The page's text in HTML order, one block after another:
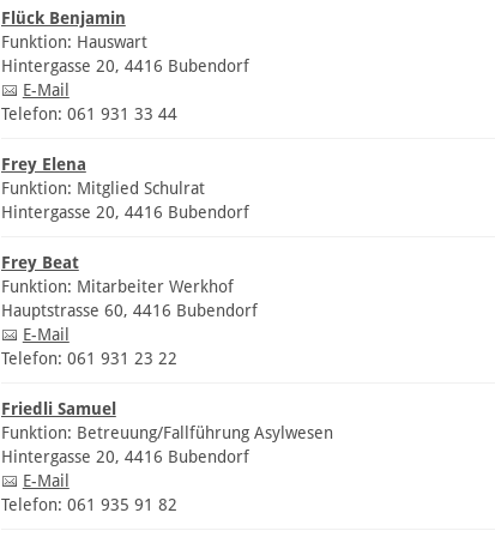
Flück Benjamin
Funktion: Hauswart
Hintergasse 20, 4416 Bubendorf
E-Mail
Telefon: 061 931 33 44
Frey Elena
Funktion: Mitglied Schulrat
Hintergasse 20, 4416 Bubendorf
Frey Beat
Funktion: Mitarbeiter Werkhof
Hauptstrasse 60, 4416 Bubendorf
E-Mail
Telefon: 061 931 23 22
Friedli Samuel
Funktion: Betreuung/Fallführung Asylwesen
Hintergasse 20, 4416 Bubendorf
E-Mail
Telefon: 061 935 91 82